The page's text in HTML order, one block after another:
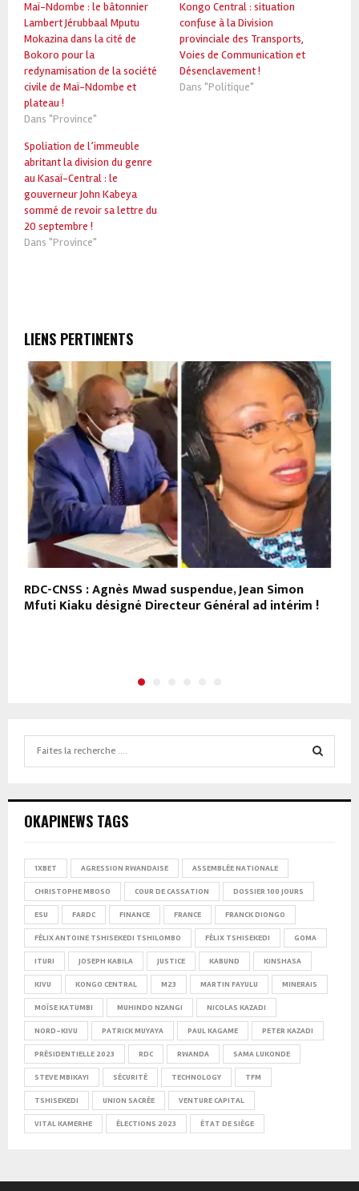
Maï-Ndombe : le bâtonnier
Lambert Jérubbaal Mputu
Mokazina dans la cité de
Bokoro pour la
redynamisation de la société
civile de Maï-Ndombe et
plateau !
Dans "Province"
Kongo Central : situation
confuse à la Division
provinciale des Transports,
Voies de Communication et
Désenclavement !
Dans "Politique"
Spoliation de l’immeuble
abritant la division du genre
au Kasaï-Central : le
gouverneur John Kabeya
sommé de revoir sa lettre du
20 septembre !
Dans "Province"
LIENS PERTINENTS
RDC-CNSS : Agnès Mwad suspendue, Jean Simon
Mfuti Kiaku désigné Directeur Général ad intérim !
OKAPINEWS TAGS
1XBET AGRESSION RWANDAISE ASSEMBLÉE NATIONALE
CHRISTOPHE MBOSO COUR DE CASSATION DOSSIER 100 JOURS
ESU FARDC FINANCE FRANCE FRANCK DIONGO
FÉLIX ANTOINE TSHISEKEDI TSHILOMBO FÉLIX TSHISEKEDI GOMA
ITURI JOSEPH KABILA JUSTICE KABUND KINSHASA
KIVU KONGO CENTRAL M23 MARTIN FAYULU MINERAIS
MOÏSE KATUMBI MUHINDO NZANGI NICOLAS KAZADI
NORD-KIVU PATRICK MUYAYA PAUL KAGAME PETER KAZADI
PRÉSIDENTIELLE 2023 RDC RWANDA SAMA LUKONDE
STEVE MBIKAYI SÉCURITÉ TECHNOLOGY TFM
TSHISEKEDI UNION SACRÉE VENTURE CAPITAL
VITAL KAMERHE ÉLECTIONS 2023 ÉTAT DE SIÈGE